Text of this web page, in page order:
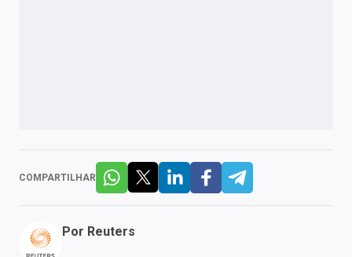
COMPARTILHAR
Por Reuters